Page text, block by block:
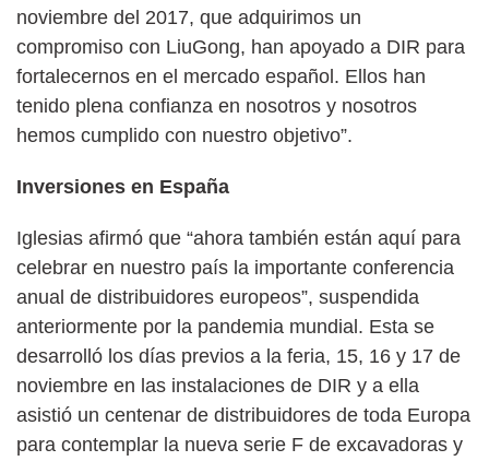
noviembre del 2017, que adquirimos un
compromiso con LiuGong, han apoyado a DIR para
fortalecernos en el mercado español. Ellos han
tenido plena confianza en nosotros y nosotros
hemos cumplido con nuestro objetivo”.
Inversiones en España
Iglesias afirmó que “ahora también están aquí para
celebrar en nuestro país la importante conferencia
anual de distribuidores europeos”, suspendida
anteriormente por la pandemia mundial. Esta se
desarrolló los días previos a la feria, 15, 16 y 17 de
noviembre en las instalaciones de DIR y a ella
asistió un centenar de distribuidores de toda Europa
para contemplar la nueva serie F de excavadoras y